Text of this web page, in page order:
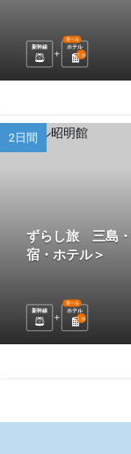
新幹線 ホテル
選べる
1 泊
2日間
ずらし旅 三島
宿・ホテル＞
新幹線 ホテル
選べる
1 泊